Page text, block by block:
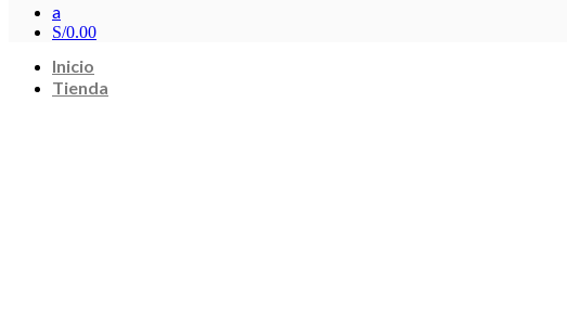
a
S/0.00
Inicio
Tienda